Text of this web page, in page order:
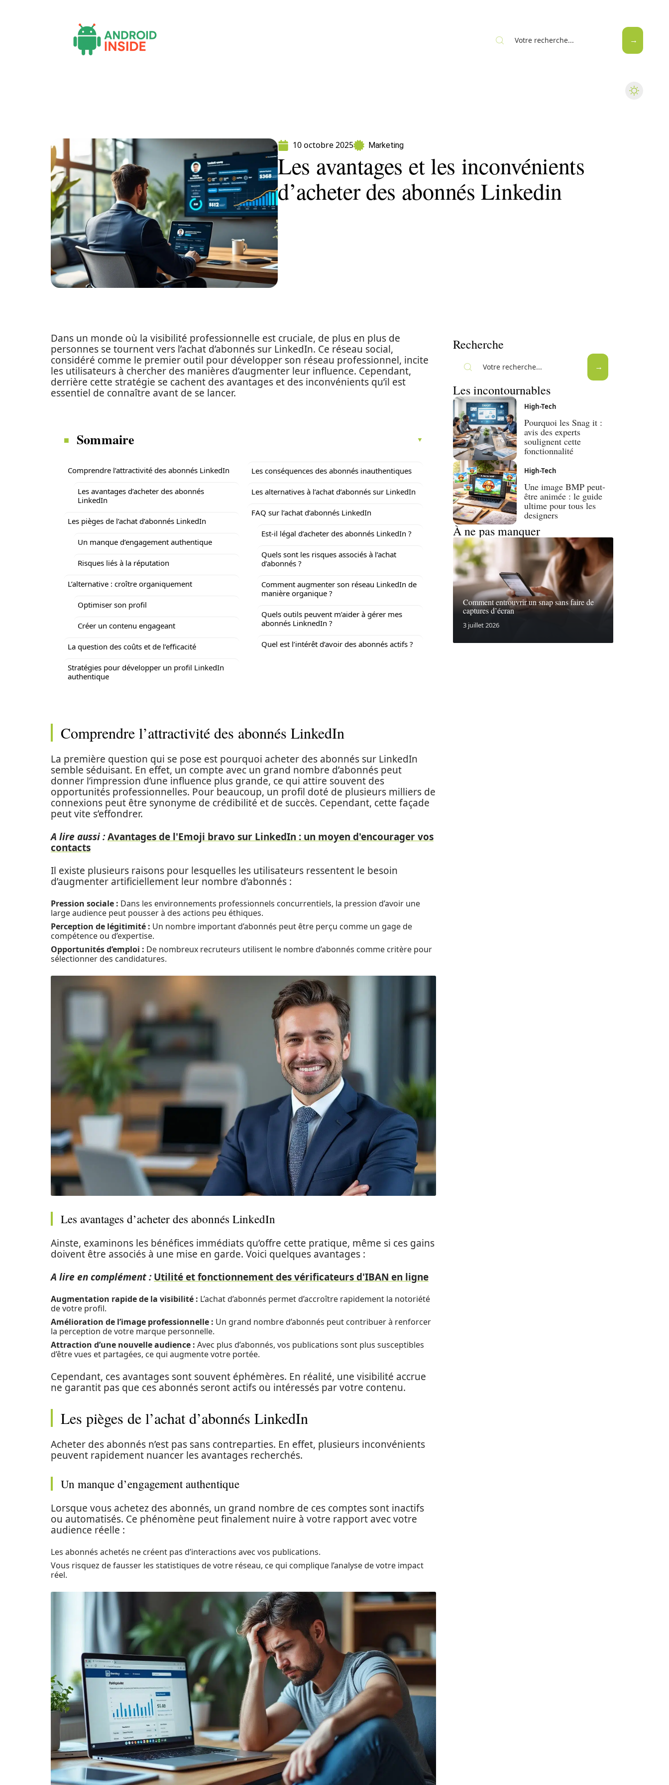
10 octobre 2025 Marketing
Les avantages et les inconvénients
d’acheter des abonnés Linkedin
Dans un monde où la visibilité professionnelle est cruciale, de plus en plus de
personnes se tournent vers l’achat d’abonnés sur LinkedIn. Ce réseau social,
considéré comme le premier outil pour développer son réseau professionnel, incite
les utilisateurs à chercher des manières d’augmenter leur influence. Cependant,
derrière cette stratégie se cachent des avantages et des inconvénients qu’il est
essentiel de connaître avant de se lancer.
Sommaire
Comprendre l’attractivité des abonnés LinkedIn
Les avantages d’acheter des abonnés
LinkedIn
Les pièges de l’achat d’abonnés LinkedIn
Un manque d’engagement authentique
Risques liés à la réputation
L’alternative : croître organiquement
Optimiser son profil
Créer un contenu engageant
La question des coûts et de l’efficacité
Stratégies pour développer un profil LinkedIn
authentique
Les conséquences des abonnés inauthentiques
Les alternatives à l’achat d’abonnés sur LinkedIn
FAQ sur l’achat d’abonnés LinkedIn
Est-il légal d’acheter des abonnés LinkedIn ?
Quels sont les risques associés à l’achat
d’abonnés ?
Comment augmenter son réseau LinkedIn de
manière organique ?
Quels outils peuvent m’aider à gérer mes
abonnés LinknedIn ?
Quel est l’intérêt d’avoir des abonnés actifs ?
Comprendre l’attractivité des abonnés LinkedIn
La première question qui se pose est pourquoi acheter des abonnés sur LinkedIn
semble séduisant. En effet, un compte avec un grand nombre d’abonnés peut
donner l’impression d’une influence plus grande, ce qui attire souvent des
opportunités professionnelles. Pour beaucoup, un profil doté de plusieurs milliers de
connexions peut être synonyme de crédibilité et de succès. Cependant, cette façade
peut vite s’effondrer.
A lire aussi :Avantages de l'Emoji bravo sur LinkedIn : un moyen d'encourager vos
contacts
Il existe plusieurs raisons pour lesquelles les utilisateurs ressentent le besoin
d’augmenter artificiellement leur nombre d’abonnés :
Pression sociale : Dans les environnements professionnels concurrentiels, la pression d’avoir une
large audience peut pousser à des actions peu éthiques.
Perception de légitimité : Un nombre important d’abonnés peut être perçu comme un gage de
compétence ou d’expertise.
Opportunités d’emploi : De nombreux recruteurs utilisent le nombre d’abonnés comme critère pour
sélectionner des candidatures.
Les avantages d’acheter des abonnés LinkedIn
Ainste, examinons les bénéfices immédiats qu’offre cette pratique, même si ces gains
doivent être associés à une mise en garde. Voici quelques avantages :
A lire en complément : Utilité et fonctionnement des vérificateurs d'IBAN en ligne
Augmentation rapide de la visibilité : L’achat d’abonnés permet d’accroître rapidement la notoriété
de votre profil.
Amélioration de l’image professionnelle : Un grand nombre d’abonnés peut contribuer à renforcer
la perception de votre marque personnelle.
Attraction d’une nouvelle audience : Avec plus d’abonnés, vos publications sont plus susceptibles
d’être vues et partagées, ce qui augmente votre portée.
Cependant, ces avantages sont souvent éphémères. En réalité, une visibilité accrue
ne garantit pas que ces abonnés seront actifs ou intéressés par votre contenu.
Les pièges de l’achat d’abonnés LinkedIn
Acheter des abonnés n’est pas sans contreparties. En effet, plusieurs inconvénients
peuvent rapidement nuancer les avantages recherchés.
Un manque d’engagement authentique
Lorsque vous achetez des abonnés, un grand nombre de ces comptes sont inactifs
ou automatisés. Ce phénomène peut finalement nuire à votre rapport avec votre
audience réelle :
Les abonnés achetés ne créent pas d’interactions avec vos publications.
Vous risquez de fausser les statistiques de votre réseau, ce qui complique l’analyse de votre impact
réel.
Recherche
Les incontournables
High-Tech
Pourquoi les Snag it :
avis des experts
soulignent cette
fonctionnalité
High-Tech
Une image BMP peut-
être animée : le guide
ultime pour tous les
designers
À ne pas manquer
Comment entrouvrir un snap sans faire de
captures d’écran
3 juillet 2026